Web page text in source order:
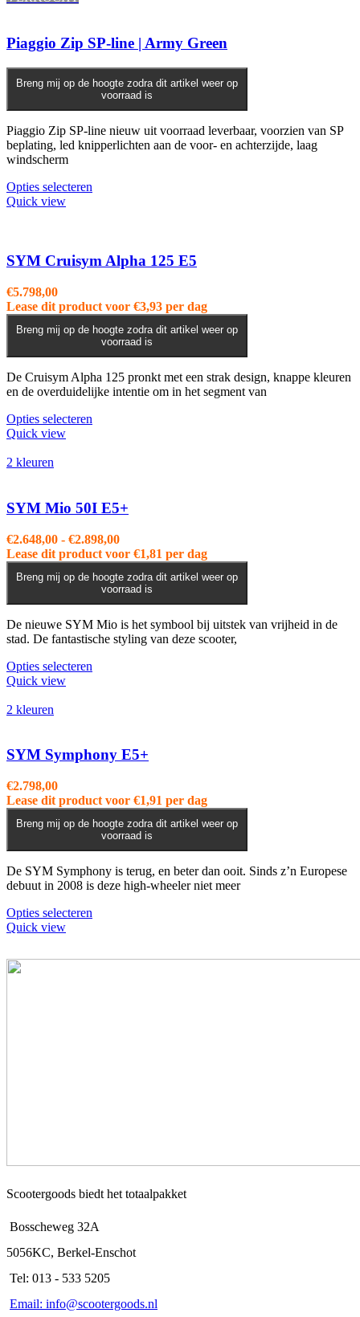
optie
kan
gekozen
worden
op
de
productpagina
Piaggio Zip SP-line | Army Green
Breng mij op de hoogte zodra dit artikel weer op
voorraad is
Piaggio Zip SP-line nieuw uit voorraad leverbaar, voorzien van SP
beplating, led knipperlichten aan de voor- en achterzijde, laag
windscherm
Opties selecteren
Quick view
SYM Cruisym Alpha 125 E5
€5.798,00
Lease dit product voor €3,93 per dag
Breng mij op de hoogte zodra dit artikel weer op
voorraad is
De Cruisym Alpha 125 pronkt met een strak design, knappe kleuren
en de overduidelijke intentie om in het segment van
Opties selecteren
optie
kan
gekozen
worden
op
de
productpagina
Quick view
2 kleuren
SYM Mio 50I E5+
€2.648,00 - €2.898,00Prijsklasse:
€2.648,00
tot
€2.898,00
Lease dit product voor €1,81 per dag
Breng mij op de hoogte zodra dit artikel weer op
voorraad is
De nieuwe SYM Mio is het symbool bij uitstek van vrijheid in de
stad. De fantastische styling van deze scooter,
Opties selecteren
optie
kan
worden
op
de
productpagina
Quick view
2 kleuren
SYM Symphony E5+
€2.798,00
Lease dit product voor €1,91 per dag
Breng mij op de hoogte zodra dit artikel weer op
voorraad is
De SYM Symphony is terug, en beter dan ooit. Sinds z’n Europese
debuut in 2008 is deze high-wheeler niet meer
Opties selecteren
Quick view
Scootergoods biedt het totaalpakket
Bosscheweg 32A
5056KC, Berkel-Enschot
Tel: 013 - 533 5205
Email: info@scootergoods.nl